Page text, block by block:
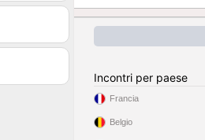
Incontri per paese
Francia
Belgio